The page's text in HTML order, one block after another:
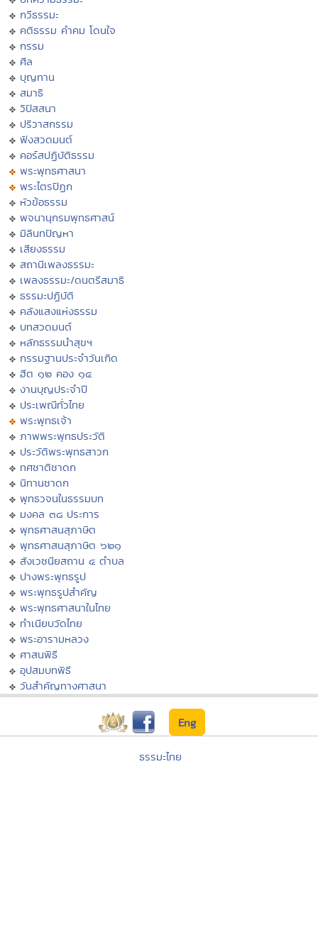
กวีธรรมะ
คติธรรม คำคม โดนใจ
กรรม
ศีล
บุญทาน
สมาธิ
วิปัสสนา
ปริวาสกรรม
ฟังสวดมนต์
คอร์สปฏิบัติธรรม
พระพุทธศาสนา
พระไตรปิฏก
หัวข้อธรรม
พจนานุกรมพุทธศาสน์
มิลินทปัญหา
เสียงธรรม
สถานีเพลงธรรมะ
เพลงธรรมะ/ดนตรีสมาธิ
ธรรมะปฏิบัติ
คลังแสงแห่งธรรม
บทสวดมนต์
หลักธรรมนำสุขฯ
กรรมฐานประจำวันเกิด
ฮีต ๑๒ คอง ๑๔
งานบุญประจำปี
ประเพณีทั่วไทย
พระพุทธเจ้า
ภาพพระพุทธประวัติ
ประวัติพระพุทธสาวก
ทศชาติชาดก
นิทานชาดก
พุทธวจนในธรรมบท
มงคล ๓๘ ประการ
พุทธศาสนสุภาษิต
พุทธศาสนสุภาษิต ๖๒๑
สังเวชนียสถาน ๔ ตำบล
ปางพระพุทธรูป
พระพุทธรูปสำคัญ
พระพุทธศาสนาในไทย
ทำเนียบวัดไทย
พระอารามหลวง
ศาสนพิธี
อุปสมบทพิธี
วันสำคัญทางศาสนา
Eng
ธรรมะไทย